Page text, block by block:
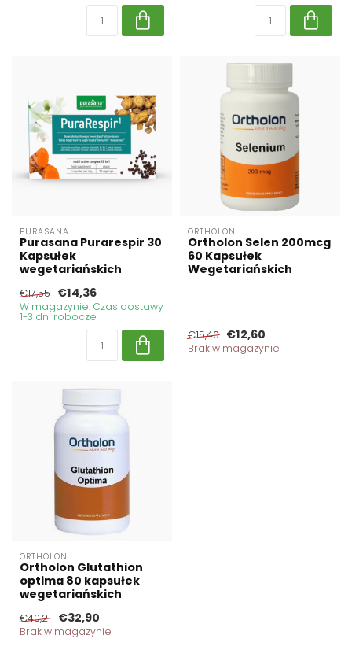
PURASANA
Purasana Purarespir 30
Kapsułek
wegetariańskich
€17,55 €14,36
W magazynie. Czas dostawy
1-3 dni robocze
ORTHOLON
Ortholon Selen 200mcg
60 Kapsułek
Wegetariańskich
€15,40 €12,60
Brak w magazynie
ORTHOLON
Ortholon Glutathion
optima 80 kapsułek
wegetariańskich
€40,21 €32,90
Brak w magazynie